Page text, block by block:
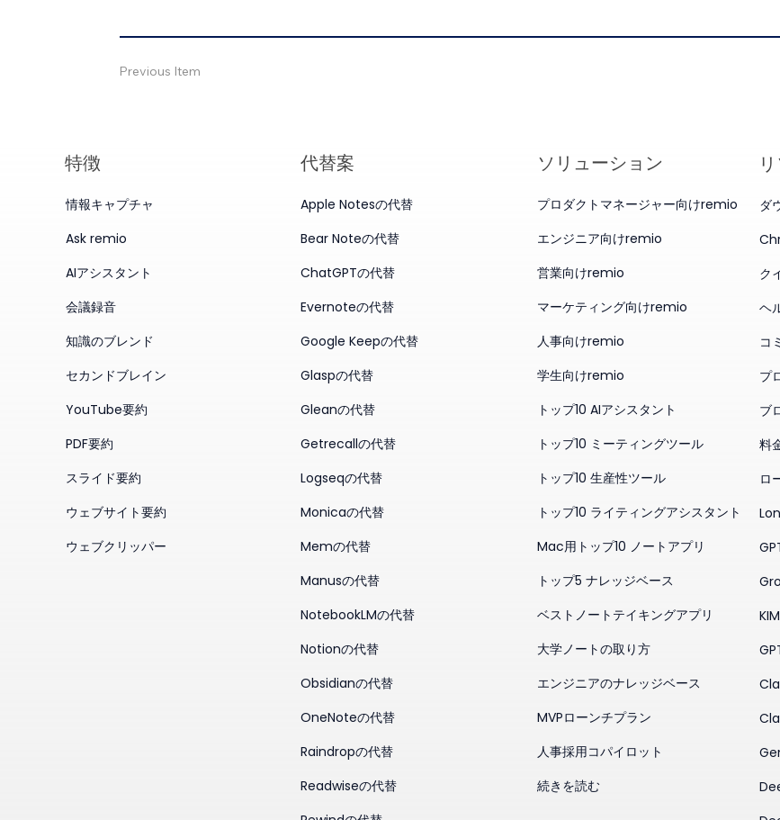
Previous Item
特徴
情報キャプチャ
Ask remio
AIアシスタント
会議録音
知識のブレンド
セカンドブレイン
YouTube要約
PDF要約
スライド要約
ウェブサイト要約
ウェブクリッパー
代替案
Apple Notesの代替
Bear Noteの代替
ChatGPTの代替
Evernoteの代替
Google Keepの代替
Glaspの代替
Gleanの代替
Getrecallの代替
Logseqの代替
Monicaの代替
Memの代替
Manusの代替
NotebookLMの代替
Notionの代替
Obsidianの代替
OneNoteの代替
Raindropの代替
Readwiseの代替
ソリューション
プロダクトマネージャー向けremio
エンジニア向けremio
営業向けremio
マーケティング向けremio
人事向けremio
学生向けremio
トップ10 AIアシスタント
トップ10 ミーティングツール
トップ10 生産性ツール
トップ10 ライティングアシスタント
Mac用トップ10 ノートアプリ
トップ5 ナレッジベース
ベストノートテイキングアプリ
大学ノートの取り方
エンジニアのナレッジベース
MVPローンチプラン
人事採用コパイロット
続きを読む
ダ
ク
ヘ
コ
プ
ブ
料
ロ